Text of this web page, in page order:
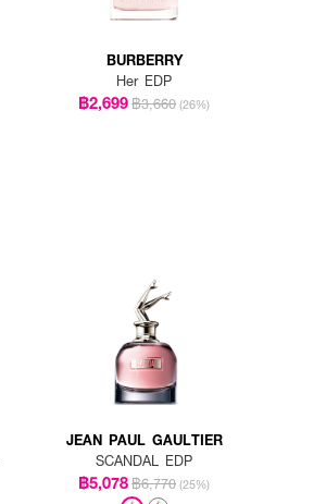
BURBERRY
Her EDP
฿2,699฿3,660 (26%)
JEAN PAUL GAULTIER
SCANDAL EDP
฿5,078฿6,770 (25%)